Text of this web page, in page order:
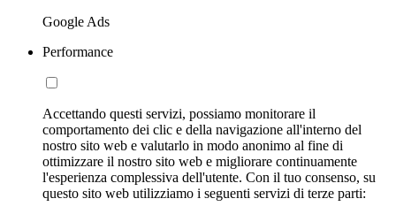
Google Ads
Performance
Accettando questi servizi, possiamo monitorare il
comportamento dei clic e della navigazione all'interno del
nostro sito web e valutarlo in modo anonimo al fine di
ottimizzare il nostro sito web e migliorare continuamente
l'esperienza complessiva dell'utente. Con il tuo consenso, su
questo sito web utilizziamo i seguenti servizi di terze parti: